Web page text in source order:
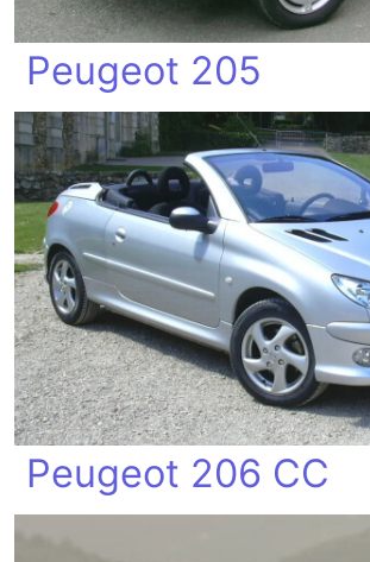
Peugeot 205
Peugeot 206 CC